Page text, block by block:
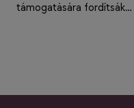
támogatására fordítsák…